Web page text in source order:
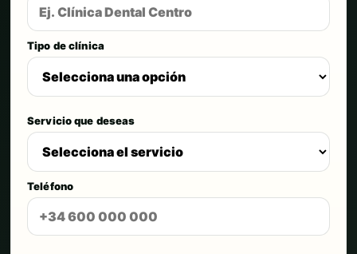
Tipo de clínica
Servicio que deseas
Teléfono